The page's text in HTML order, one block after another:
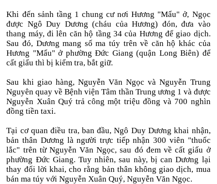
Khi đến sảnh tầng 1 chung cư nơi Hương "Mẩu" ở, Ngọc
được Ngô Duy Dương (cháu của Hương) đón, đưa vào
thang máy, đi lên căn hộ tầng 34 của Hương để giao dịch.
Sau đó, Dương mang số ma túy trên về căn hộ khác của
Hương "Mẩu" ở phường Đức Giang (quận Long Biên) để
cất giấu thì bị kiểm tra, bắt giữ.
Sau khi giao hàng, Nguyễn Văn Ngọc và Nguyễn Trung
Nguyên quay về Bệnh viện Tâm thần Trung ương 1 và được
Nguyễn Xuân Quý trả công một triệu đồng và 700 nghìn
đồng tiền taxi.
Tại cơ quan điều tra, ban đầu, Ngô Duy Dương khai nhận,
bản thân Dương là người trực tiếp nhận 300 viên "thuốc
lắc" trên từ Nguyễn Văn Ngọc, sau đó đem về cất giấu ở
phường Đức Giang. Tuy nhiên, sau này, bị can Dương lại
thay đổi lời khai, cho rằng bản thân không giao dịch, mua
bán ma túy với Nguyễn Xuân Quý, Nguyễn Văn Ngọc.